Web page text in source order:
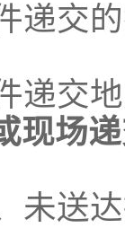
递交
递交
现场
未送